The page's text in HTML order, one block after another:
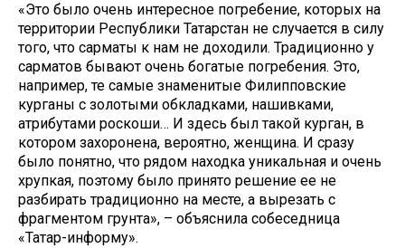
«Это было очень интересное погребение, которых на
территории Республики Татарстан не случается в силу
того, что сарматы к нам не доходили. Традиционно у
сарматов бывают очень богатые погребения. Это,
например, те самые знаменитые Филипповские
курганы с золотыми обкладками, нашивками,
атрибутами роскоши… И здесь был такой курган, в
котором захоронена, вероятно, женщина. И сразу
было понятно, что рядом находка уникальная и очень
хрупкая, поэтому было принято решение ее не
разбирать традиционно на месте, а вырезать с
фрагментом грунта», – объяснила собеседница
«Татар-информу».